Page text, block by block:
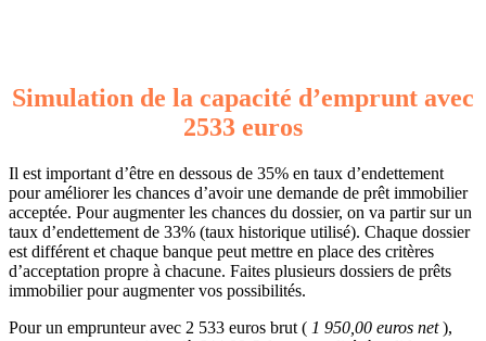
Simulation de la capacité d’emprunt avec
2533 euros
Il est important d’être en dessous de 35% en taux d’endettement
pour améliorer les chances d’avoir une demande de prêt immobilier
acceptée. Pour augmenter les chances du dossier, on va partir sur un
taux d’endettement de 33% (taux historique utilisé). Chaque dossier
est différent et chaque banque peut mettre en place des critères
d’acceptation propre à chacune. Faites plusieurs dossiers de prêts
immobilier pour augmenter vos possibilités.
Pour un emprunteur avec 2 533 euros brut ( 1 950,00 euros net),